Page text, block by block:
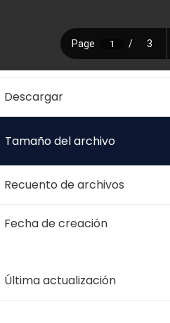
Descargar
Tamaño del archivo
Recuento de archivos
Fecha de creación
Última actualización